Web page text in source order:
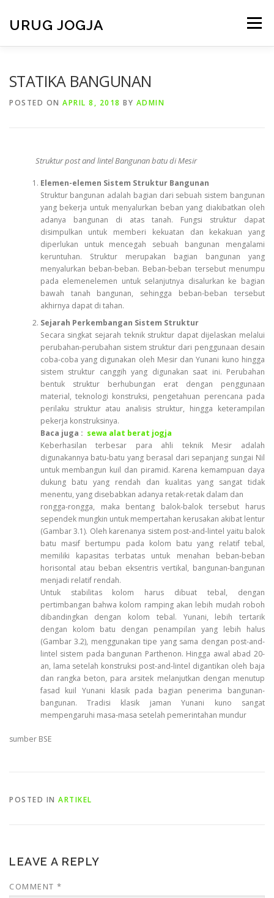
content
URUG JOGJA Menu
CONTACT
STATIKA BANGUNAN
POSTED ON APRIL 8, 2018 BY ADMIN
Struktur post and lintel Bangunan batu di Mesir
Elemen-elemen Sistem Struktur Bangunan
Struktur bangunan adalah bagian dari sebuah sistem bangunan
yang bekerja untuk menyalurkan beban yang diakibatkan oleh
adanya bangunan di atas tanah. Fungsi struktur dapat
disimpulkan untuk memberi kekuatan dan kekakuan yang
diperlukan untuk mencegah sebuah bangunan mengalami
keruntuhan. Struktur merupakan bagian bangunan yang
menyalurkan beban-beban. Beban-beban tersebut menumpu
pada elemenelemen untuk selanjutnya disalurkan ke bagian
bawah tanah bangunan, sehingga beban-beban tersebut
akhirnya dapat di tahan.
Sejarah Perkembangan Sistem Struktur
Secara singkat sejarah teknik struktur dapat dijelaskan melalui
perubahan-perubahan sistem struktur dari penggunaan desain
coba-coba yang digunakan oleh Mesir dan Yunani kuno hingga
sistem struktur canggih yang digunakan saat ini. Perubahan
bentuk struktur berhubungan erat dengan penggunaan
material, teknologi konstruksi, pengetahuan perencana pada
perilaku struktur atau analisis struktur, hingga keterampilan
pekerja konstruksinya.
Baca juga : sewa alat berat jogja
Keberhasilan terbesar para ahli teknik Mesir adalah
digunakannya batu-batu yang berasal dari sepanjang sungai Nil
untuk membangun kuil dan piramid. Karena kemampuan daya
dukung batu yang rendah dan kualitas yang sangat tidak
menentu, yang disebabkan adanya retak-retak dalam dan
rongga-rongga, maka bentang balok-balok tersebut harus
sependek mungkin untuk mempertahan kerusakan akibat lentur
(Gambar 3.1). Oleh karenanya sistem post-and-lintel yaitu balok
batu masif bertumpu pada kolom batu yang relatif tebal,
memiliki kapasitas terbatas untuk menahan beban-beban
horisontal atau beban eksentris vertikal, bangunan-bangunan
menjadi relatif rendah.
Untuk stabilitas kolom harus dibuat tebal, dengan
pertimbangan bahwa kolom ramping akan lebih mudah roboh
dibandingkan dengan kolom tebal. Yunani, lebih tertarik
dengan kolom batu dengan penampilan yang lebih halus
(Gambar 3.2), menggunakan tipe yang sama dengan post-and-
lintel sistem pada bangunan Parthenon. Hingga awal abad 20-
an, lama setelah konstruksi post-and-lintel digantikan oleh baja
dan rangka beton, para arsitek melanjutkan dengan menutup
fasad kuil Yunani klasik pada bagian penerima bangunan-
bangunan. Tradisi klasik jaman Yunani kuno sangat
mempengaruhi masa-masa setelah pemerintahan mundur
sumber BSE
POSTED IN ARTIKEL
LEAVE A REPLY
COMMENT *